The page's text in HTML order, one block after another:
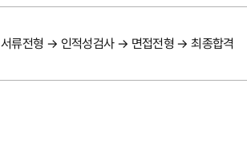
서류전형 → 인적성검사 → 면접전형 → 최종합격